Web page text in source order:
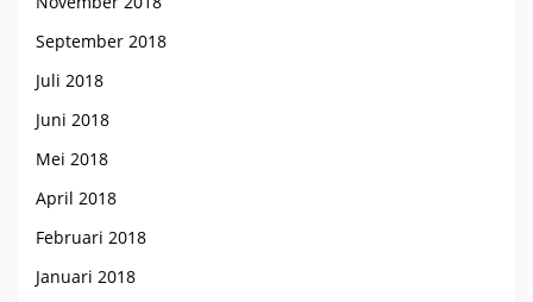
September 2018
Juli 2018
Juni 2018
Mei 2018
April 2018
Februari 2018
Januari 2018